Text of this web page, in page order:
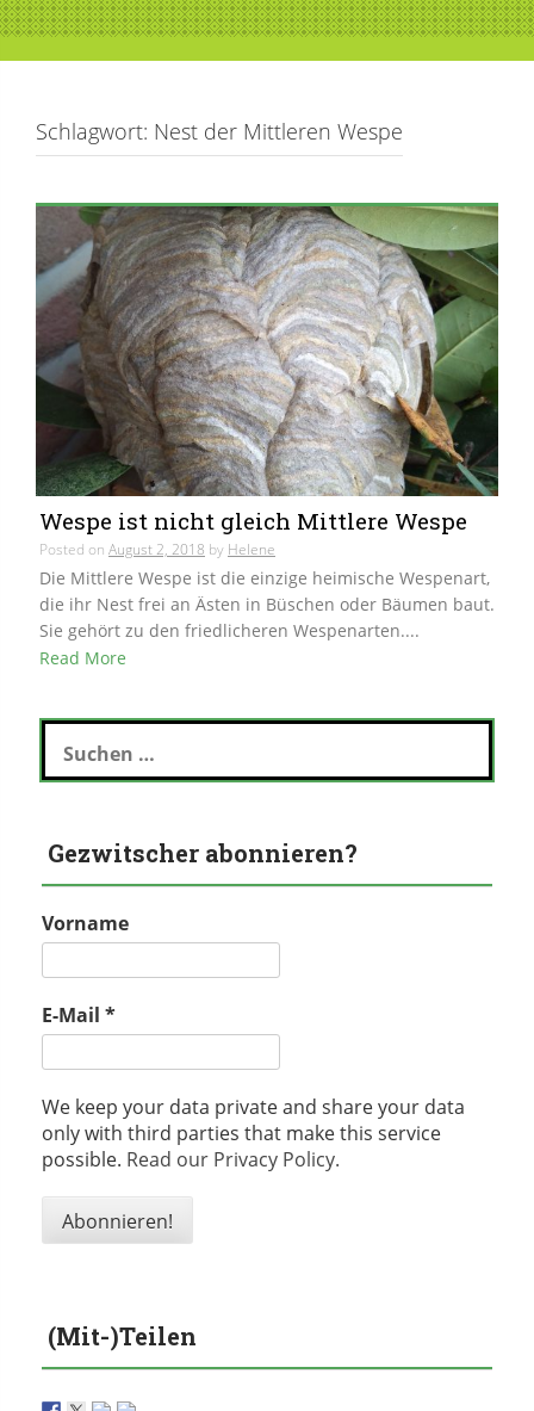
Schlagwort: Nest der Mittleren Wespe
Wespe ist nicht gleich Mittlere Wespe
Posted on August 2, 2018 by Helene
Die Mittlere Wespe ist die einzige heimische Wespenart,
die ihr Nest frei an Ästen in Büschen oder Bäumen baut.
Sie gehört zu den friedlicheren Wespenarten....
Read More
Suchen
nach:
Gezwitscher abonnieren?
Vorname
E-Mail *
We keep your data private and share your data
only with third parties that make this service
possible. Read our Privacy Policy.
(Mit-)Teilen